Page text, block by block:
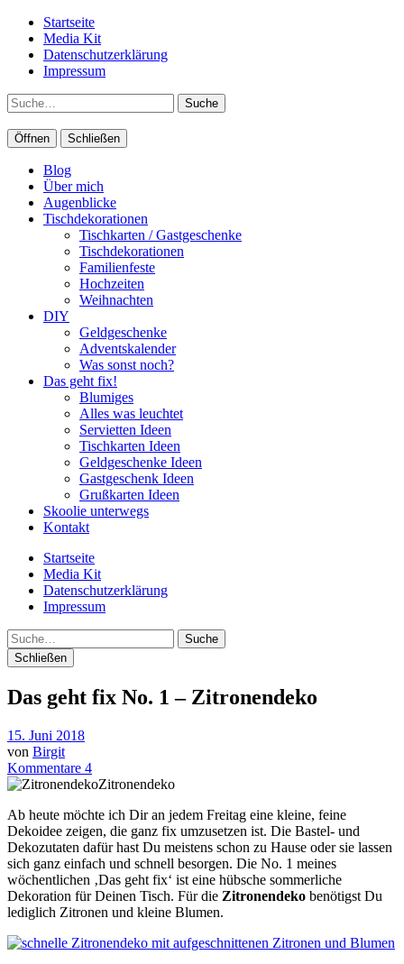
Startseite
Media Kit
Datenschutzerklärung
Impressum
Suche
Öffnen Schließen
Blog
Über mich
Augenblicke
Tischdekorationen
Tischkarten / Gastgeschenke
Tischdekorationen
Familienfeste
Hochzeiten
Weihnachten
DIY
Geldgeschenke
Adventskalender
Was sonst noch?
Das geht fix!
Blumiges
Alles was leuchtet
Servietten Ideen
Tischkarten Ideen
Geldgeschenke Ideen
Gastgeschenk Ideen
Grußkarten Ideen
Skoolie unterwegs
Kontakt
Startseite
Media Kit
Datenschutzerklärung
Impressum
Suche
Schließen
Das geht fix No. 1 – Zitronendeko
15. Juni 2018
von Birgit
Kommentare 4
Zitronendeko
Ab heute möchte ich Dir an jedem Freitag eine kleine, feine
Dekoidee zeigen, die ganz fix umzusetzen ist. Die Bastel- und
Dekozutaten dafür hast Du meistens schon zu Hause oder sie lassen
sich ganz einfach und schnell besorgen. Die No. 1 meines
wöchentlichen ‚Das geht fix‘ ist eine hübsche sommerliche
Dekoration für Deinen Tisch. Für die Zitronendeko benötigst Du
lediglich Zitronen und kleine Blumen.